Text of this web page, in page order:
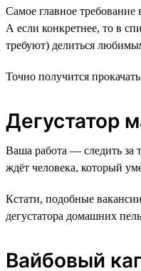
Самое главное требование
А если конкретнее, то в
требуют) делиться
Точно получится
Дегустатор
Ваша работа — следить за
ждёт человека, который
Кстати, подобные
дегустатора домашних
Вайбовый